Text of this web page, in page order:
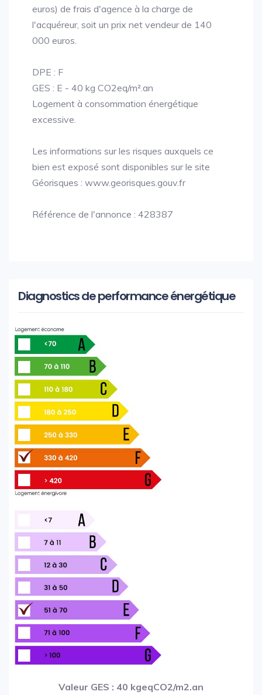
euros) de frais d'agence à la charge de
l'acquéreur, soit un prix net vendeur de 140
000 euros.
DPE : F
GES : E - 40 kg CO2eq/m².an
Logement à consommation énergétique
excessive.
Les informations sur les risques auxquels ce
bien est exposé sont disponibles sur le site
Géorisques : www.georisques.gouv.fr
Référence de l'annonce : 428387
Diagnostics de performance énergétique
Valeur GES : 40 kgeqCO2/m2.an